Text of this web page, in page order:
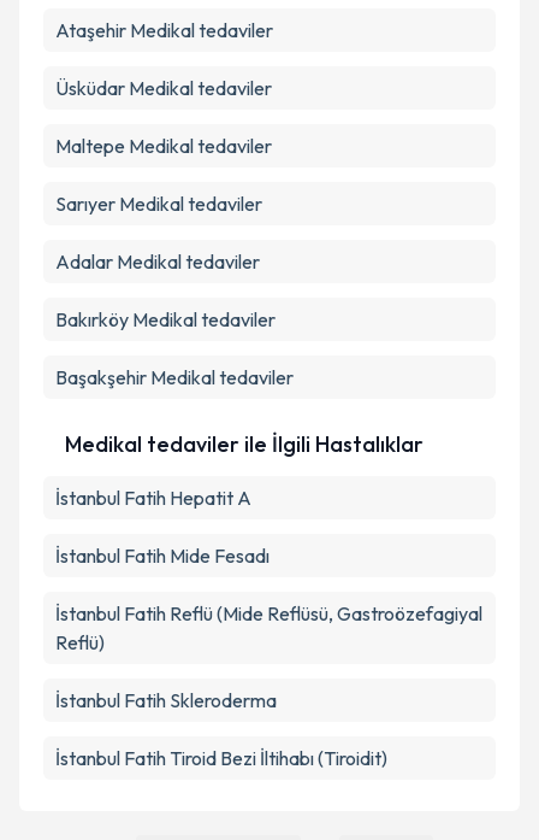
Ataşehir Medikal tedaviler
Üsküdar Medikal tedaviler
Maltepe Medikal tedaviler
Sarıyer Medikal tedaviler
Adalar Medikal tedaviler
Bakırköy Medikal tedaviler
Başakşehir Medikal tedaviler
Medikal tedaviler ile İlgili Hastalıklar
İstanbul Fatih Hepatit A
İstanbul Fatih Mide Fesadı
İstanbul Fatih Reflü (Mide Reflüsü, Gastroözefagiyal
Reflü)
İstanbul Fatih Skleroderma
İstanbul Fatih Tiroid Bezi İltihabı (Tiroidit)